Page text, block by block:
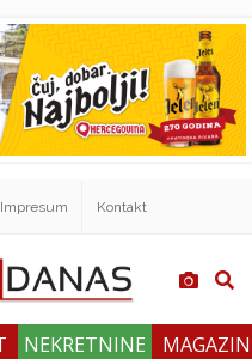
Impresum Kontakt
NEKRETNINE